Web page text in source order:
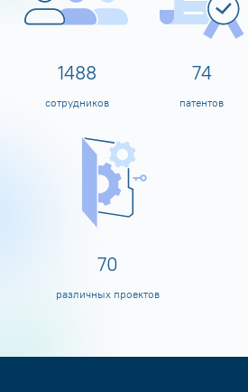
1599
сотрудников
80
патентов
80
различных проектов